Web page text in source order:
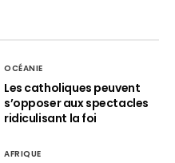
OCÉANIE
Les catholiques peuvent
s’opposer aux spectacles
ridiculisant la foi
AFRIQUE